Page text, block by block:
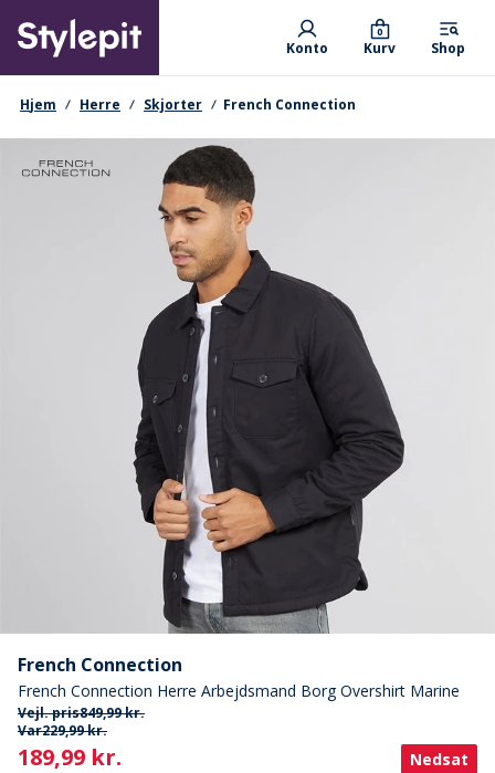
main
content
Primary departments
Konto Kurv
0
Shop
navigationssti
Hjem Herre Skjorter French Connection
French Connection
French Connection Herre Arbejdsmand Borg Overshirt Marine
Vejl. pris849,99 kr.
Var229,99 kr.
Current
189,99 kr. Nedsat